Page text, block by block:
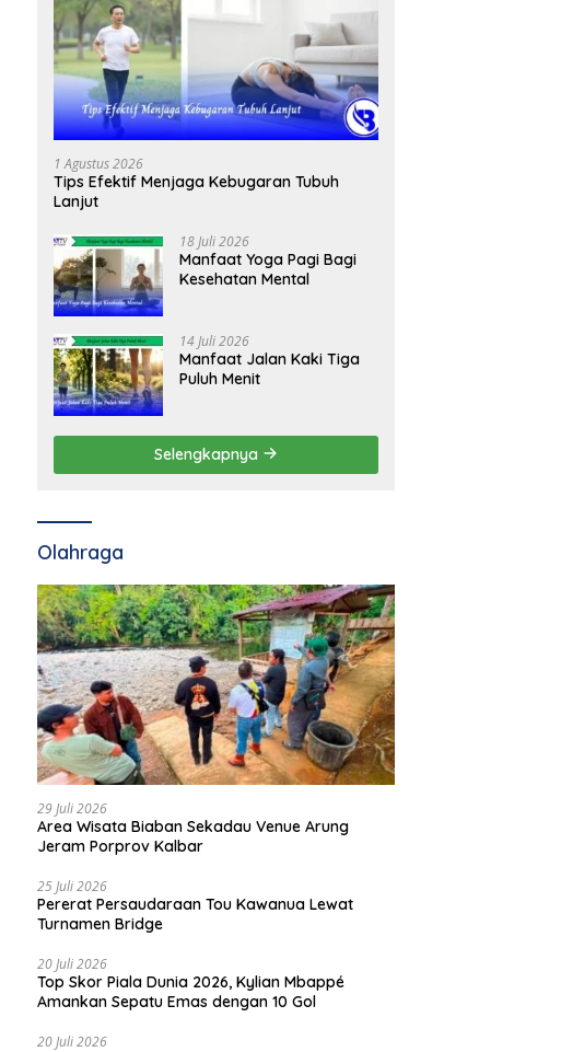
1 Agustus 2026
Tips Efektif Menjaga Kebugaran Tubuh
Lanjut
18 Juli 2026
Manfaat Yoga Pagi Bagi
Kesehatan Mental
14 Juli 2026
Manfaat Jalan Kaki Tiga
Puluh Menit
Selengkapnya
Olahraga
29 Juli 2026
Area Wisata Biaban Sekadau Venue Arung
Jeram Porprov Kalbar
25 Juli 2026
Pererat Persaudaraan Tou Kawanua Lewat
Turnamen Bridge
20 Juli 2026
Top Skor Piala Dunia 2026, Kylian Mbappé
Amankan Sepatu Emas dengan 10 Gol
20 Juli 2026